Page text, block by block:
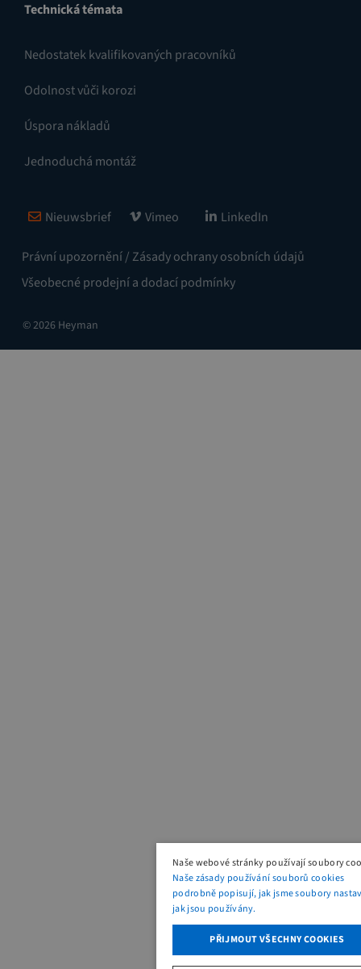
Technická témata
Nedostatek kvalifikovaných pracovníků
Odolnost vůči korozi
Úspora nákladů
Jednoduchá montáž
Právní upozornění / Zásady ochrany osobních údajů
Všeobecné prodejní a dodací podmínky
Nieuwsbrief Vimeo LinkedIn
© 2026 Heyman
Naše webové stránky používají soubory
Naše zásady používání souborů cookies
podrobně popisují, jak jsme soubory
jak jsou používány.
PŘIJMOUT VŠECHNY COOKIES